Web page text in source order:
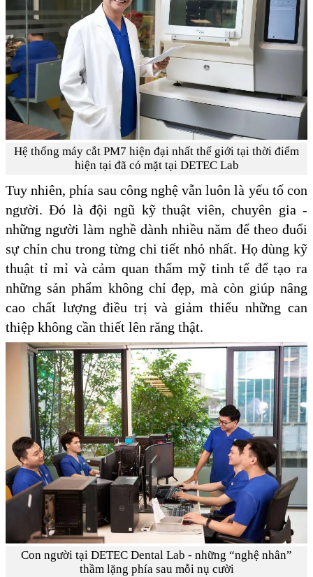
Hệ thống máy cắt PM7 hiện đại nhất thế giới tại thời điểm
hiện tại đã có mặt tại DETEC Lab
Tuy nhiên, phía sau công nghệ vẫn luôn là yếu tố con
người. Đó là đội ngũ kỹ thuật viên, chuyên gia -
những người làm nghề dành nhiều năm để theo đuổi
sự chỉn chu trong từng chi tiết nhỏ nhất. Họ dùng kỹ
thuật tỉ mỉ và cảm quan thẩm mỹ tinh tế để tạo ra
những sản phẩm không chỉ đẹp, mà còn giúp nâng
cao chất lượng điều trị và giảm thiểu những can
thiệp không cần thiết lên răng thật.
Con người tại DETEC Dental Lab - những “nghệ nhân”
thầm lặng phía sau mỗi nụ cười